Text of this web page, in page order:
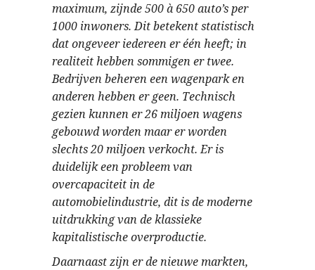
maximum, zijnde 500 à 650 auto’s per
1000 inwoners. Dit betekent statistisch
dat ongeveer iedereen er één heeft; in
realiteit hebben sommigen er twee.
Bedrijven beheren een wagenpark en
anderen hebben er geen. Technisch
gezien kunnen er 26 miljoen wagens
gebouwd worden maar er worden
slechts 20 miljoen verkocht. Er is
duidelijk een probleem van
overcapaciteit in de
automobielindustrie, dit is de moderne
uitdrukking van de klassieke
kapitalistische overproductie.
Daarnaast zijn er de nieuwe markten,